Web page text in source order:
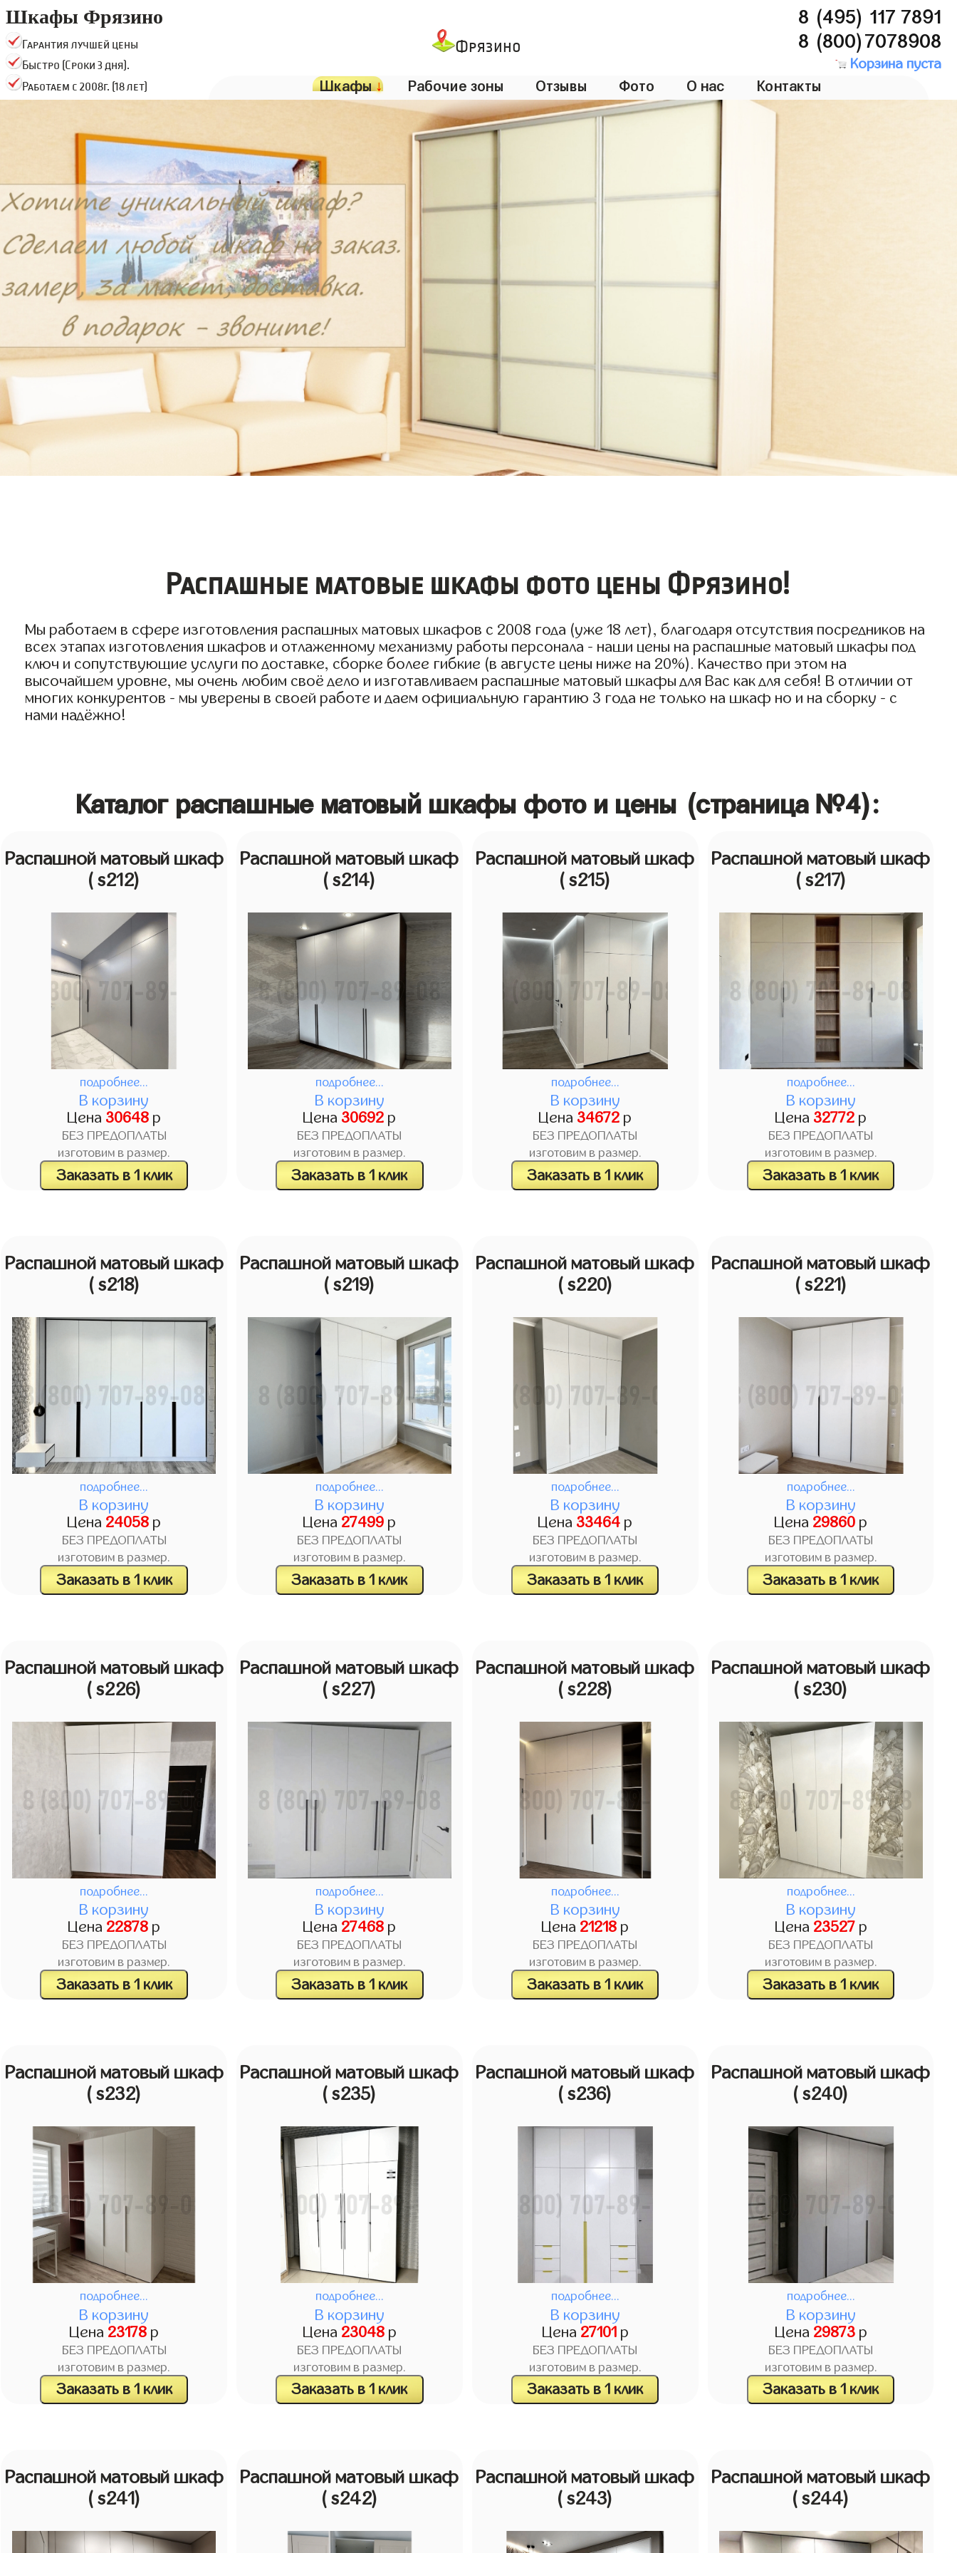
Шкафы Фрязино
Гарантия лучшей цены
Быстро (Сроки 3 дня).
Работаем с 2008г. (18 лет)
Фрязино
8 (495) 117 7891
8 (800)7078908
Корзина пуста
Шкафы↓ Рабочие зоны Отзывы Фото О нас Контакты
Распашные матовые шкафы фото цены Фрязино!
Мы работаем в сфере изготовления распашных матовых шкафов с 2008 года (уже 18 лет), благодаря отсутствия посредников на
всех этапах изготовления шкафов и отлаженному механизму работы персонала - наши цены на распашные матовый шкафы под
ключ и сопутствующие услуги по доставке, сборке более гибкие (в августе цены ниже на 20%). Качество при этом на
высочайшем уровне, мы очень любим своё дело и изготавливаем распашные матовый шкафы для Вас как для себя! В отличии от
многих конкурентов - мы уверены в своей работе и даем официальную гарантию 3 года не только на шкаф но и на сборку - с
нами надёжно!
Каталог распашные матовый шкафы фото и цены (страница №4):
Распашной матовый шкаф
( s212)
подробнее...
В корзину
Цена 30648 р
БЕЗ ПРЕДОПЛАТЫ
изготовим в размер.
Заказать в 1 клик
Распашной матовый шкаф
( s214)
подробнее...
В корзину
Цена 30692 р
БЕЗ ПРЕДОПЛАТЫ
изготовим в размер.
Заказать в 1 клик
Распашной матовый шкаф
( s215)
подробнее...
В корзину
Цена 34672 р
БЕЗ ПРЕДОПЛАТЫ
изготовим в размер.
Заказать в 1 клик
Распашной матовый шкаф
( s217)
подробнее...
В корзину
Цена 32772 р
БЕЗ ПРЕДОПЛАТЫ
изготовим в размер.
Заказать в 1 клик
Распашной матовый шкаф
( s218)
подробнее...
В корзину
Цена 24058 р
БЕЗ ПРЕДОПЛАТЫ
изготовим в размер.
Заказать в 1 клик
Распашной матовый шкаф
( s219)
подробнее...
В корзину
Цена 27499 р
БЕЗ ПРЕДОПЛАТЫ
изготовим в размер.
Заказать в 1 клик
Распашной матовый шкаф
( s220)
подробнее...
В корзину
Цена 33464 р
БЕЗ ПРЕДОПЛАТЫ
изготовим в размер.
Заказать в 1 клик
Распашной матовый шкаф
( s221)
подробнее...
В корзину
Цена 29860 р
БЕЗ ПРЕДОПЛАТЫ
изготовим в размер.
Заказать в 1 клик
Распашной матовый шкаф
( s226)
подробнее...
В корзину
Цена 22878 р
БЕЗ ПРЕДОПЛАТЫ
изготовим в размер.
Заказать в 1 клик
Распашной матовый шкаф
( s227)
подробнее...
В корзину
Цена 27468 р
БЕЗ ПРЕДОПЛАТЫ
изготовим в размер.
Заказать в 1 клик
Распашной матовый шкаф
( s228)
подробнее...
В корзину
Цена 21218 р
БЕЗ ПРЕДОПЛАТЫ
изготовим в размер.
Заказать в 1 клик
Распашной матовый шкаф
( s230)
подробнее...
В корзину
Цена 23527р
БЕЗ ПРЕДОПЛАТЫ
изготовим в размер.
Заказать в 1 клик
Распашной матовый шкаф
( s232)
подробнее...
В корзину
Цена 23178 р
БЕЗ ПРЕДОПЛАТЫ
изготовим в размер.
Заказать в 1 клик
Распашной матовый шкаф
( s235)
подробнее...
В корзину
Цена 23048р
БЕЗ ПРЕДОПЛАТЫ
изготовим в размер.
Заказать в 1 клик
Распашной матовый шкаф
( s236)
подробнее...
В корзину
Цена 27101р
БЕЗ ПРЕДОПЛАТЫ
изготовим в размер.
Заказать в 1 клик
Распашной матовый шкаф
( s240)
подробнее...
В корзину
Цена 29873р
БЕЗ ПРЕДОПЛАТЫ
изготовим в размер.
Заказать в 1 клик
Распашной матовый шкаф
( s241)
Распашной матовый шкаф
( s242)
Распашной матовый шкаф
( s243)
Распашной матовый шкаф
( s244)